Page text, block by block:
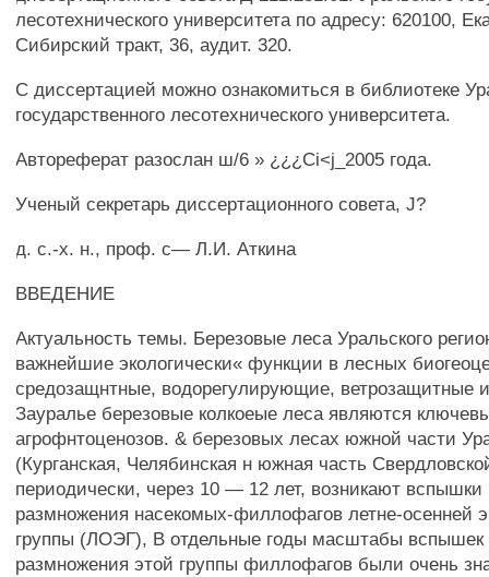
лесотехнического университета по адресу: 620100,
Сибирский тракт, 36, аудит. 320.
С диссертацией можно ознакомиться в библиотеке
государственного лесотехнического университета.
Автореферат разослан ш/6 » ¿¿¿Ci<j_2005 года.
Ученый секретарь диссертационного совета, J?
д. с.-х. н., проф. с— Л.И. Аткина
ВВЕДЕНИЕ
Актуальность темы. Березовые леса Уральского
важнейшие экологически« функции в лесных
средозащнтные, водорегулирующие,
Зауралье березовые колкоеые леса являются
агрофнтоценозов. & березовых лесах южной части
(Курганская, Челябинская н южная часть
периодически, через 10 — 12 лет, возникают вспышки
размножения насекомых-филлофагов летне-осенней
группы (ЛОЭГ), В отдельные годы масштабы вспышек
размножения этой группы филлофагов были очень